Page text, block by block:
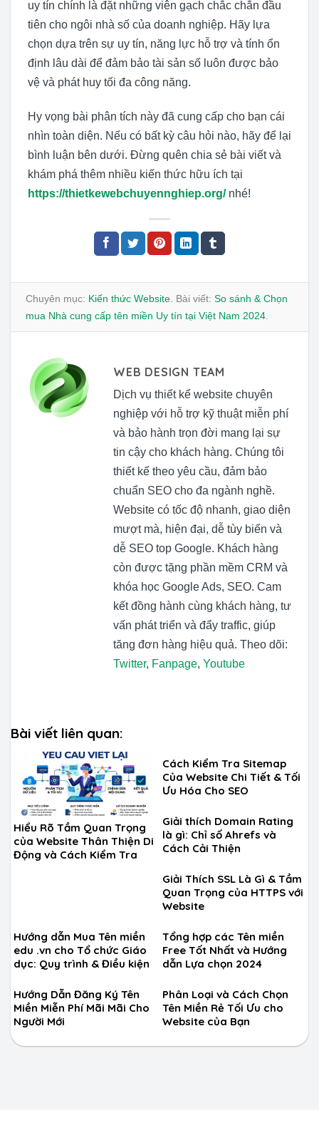
uy tín chính là đặt những viên gạch chắc chắn đầu
tiên cho ngôi nhà số của doanh nghiệp. Hãy lựa
chọn dựa trên sự uy tín, năng lực hỗ trợ và tính ổn
định lâu dài để đảm bảo tài sản số luôn được bảo
vệ và phát huy tối đa công năng.
Hy vọng bài phân tích này đã cung cấp cho bạn cái
nhìn toàn diện. Nếu có bất kỳ câu hỏi nào, hãy để lại
bình luận bên dưới. Đừng quên chia sẻ bài viết và
khám phá thêm nhiều kiến thức hữu ích tại
https://thietkewebchuyennghiep.org/nhé!
Chuyên mục: Kiến thức Website. Bài viết: So sánh & Chọn
mua Nhà cung cấp tên miền Uy tín tại Việt Nam 2024.
WEB DESIGN TEAM
Dịch vụ thiết kế website chuyên
nghiệp với hỗ trợ kỹ thuật miễn phí
và bảo hành trọn đời mang lại sự
tin cậy cho khách hàng. Chúng tôi
thiết kế theo yêu cầu, đảm bảo
chuẩn SEO cho đa ngành nghề.
Website có tốc độ nhanh, giao diện
mượt mà, hiện đại, dễ tùy biến và
dễ SEO top Google. Khách hàng
còn được tặng phần mềm CRM và
khóa học Google Ads, SEO. Cam
kết đồng hành cùng khách hàng, tư
vấn phát triển và đẩy traffic, giúp
tăng đơn hàng hiệu quả. Theo dõi:
Twitter, Fanpage, Youtube
Bài viết liên quan:
Hiểu Rõ Tầm Quan Trọng
của Website Thân Thiện Di
Động và Cách Kiểm Tra
Cách Kiểm Tra Sitemap
Của Website Chi Tiết & Tối
Ưu Hóa Cho SEO
Giải thích Domain Rating
là gì: Chỉ số Ahrefs và
Cách Cải Thiện
Giải Thích SSL Là Gì & Tầm
Quan Trọng của HTTPS với
Website
Hướng dẫn Mua Tên miền
edu .vn cho Tổ chức Giáo
dục: Quy trình & Điều kiện
Tổng hợp các Tên miền
Free Tốt Nhất và Hướng
dẫn Lựa chọn 2024
Hướng Dẫn Đăng Ký Tên
Miền Miễn Phí Mãi Mãi Cho
Người Mới
Phân Loại và Cách Chọn
Tên Miền Rẻ Tối Ưu cho
Website của Bạn